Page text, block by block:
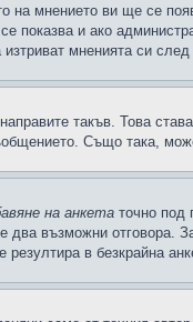
мнението ви ще се
показва и ако
мненията си
такъв. Това
Също така,
на анкета точно под
възможни отговора.
в безкрайна